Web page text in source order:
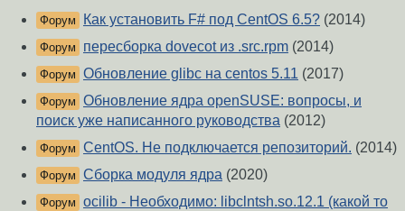
Форум Как установить F# под CentOS 6.5? (2014)
Форум пересборка dovecot из .src.rpm (2014)
Форум Обновление glibc на centos 5.11 (2017)
Форум Обновление ядра openSUSE: вопросы, и
поиск уже написанного руководства (2012)
Форум CentOS. Не подключается репозиторий. (2014)
Форум Сборка модуля ядра (2020)
Форум ocilib - Необходимо: libclntsh.so.12.1 (какой то